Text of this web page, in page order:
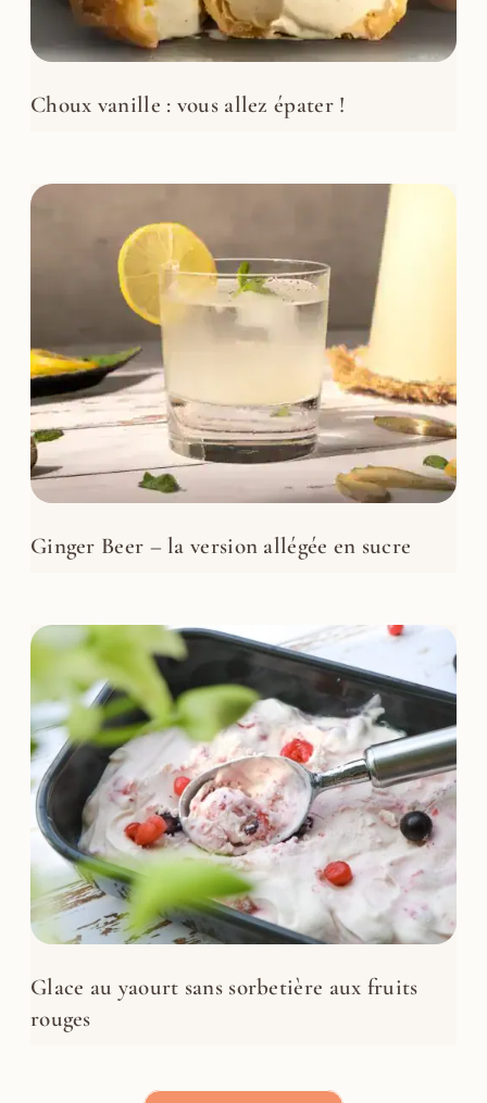
Choux vanille : vous allez épater !
Ginger Beer – la version allégée en sucre
Glace au yaourt sans sorbetière aux fruits
rouges